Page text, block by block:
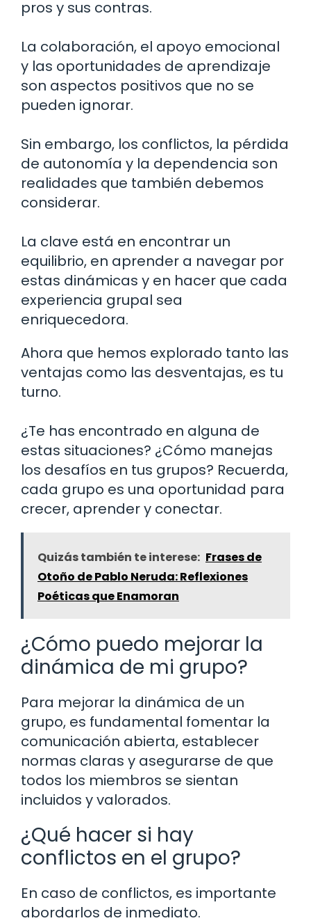
pros y sus contras.
La colaboración, el apoyo emocional
y las oportunidades de aprendizaje
son aspectos positivos que no se
pueden ignorar.
Sin embargo, los conflictos, la pérdida
de autonomía y la dependencia son
realidades que también debemos
considerar.
La clave está en encontrar un
equilibrio, en aprender a navegar por
estas dinámicas y en hacer que cada
experiencia grupal sea
enriquecedora.
Ahora que hemos explorado tanto las
ventajas como las desventajas, es tu
turno.
¿Te has encontrado en alguna de
estas situaciones? ¿Cómo manejas
los desafíos en tus grupos? Recuerda,
cada grupo es una oportunidad para
crecer, aprender y conectar.
Quizás también te interese: Frases de
Otoño de Pablo Neruda: Reflexiones
Poéticas que Enamoran
¿Cómo puedo mejorar la
dinámica de mi grupo?
Para mejorar la dinámica de un
grupo, es fundamental fomentar la
comunicación abierta, establecer
normas claras y asegurarse de que
todos los miembros se sientan
incluidos y valorados.
¿Qué hacer si hay
conflictos en el grupo?
En caso de conflictos, es importante
abordarlos de inmediato.